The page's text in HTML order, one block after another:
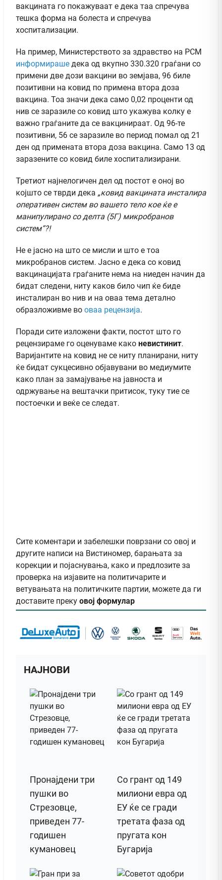
вакцината го покажуваат е дека таа спречува
тешка форма на болеста и спречува
хоспитализации.
На пример, Министерството за здравство на РСМ
информираше дека од вкупно 330.320 граѓани со
примени две дози вакцини во земјава, 96 биле
позитивни на ковид по примена втора доза
вакцина. Тоа значи дека само 0,02 проценти од
нив се заразиле со ковид што укажува колку е
важно граѓаните да се вакцинираат. Од 96-те
позитивни, 56 се заразиле во период помал од 21
ден од примената втора доза вакцина. Само 13 од
заразените со ковид биле хоспитализирани.
Третиот најнелогичен дел од постот е оној во
којшто се тврди дека „ковид вакцината инсталира
оперативен систем во вашето тело кое ќе е
манипулирано со делта (5Г) микробранов
систем“?!
Не е јасно на што се мисли и што е тоа
микробранов систем. Јасно е дека со ковид
вакцинацијата граѓаните нема на ниеден начин да
бидат следени, ниту каков било чип ќе биде
инсталиран во нив и на оваа тема детално
образложивме во оваа рецензија.
Поради сите изложени факти, постот што го
рецензираме го оценуваме како невистинит.
Варијантите на ковид не се ниту планирани, ниту
ќе бидат сукцесивно објавувани во медиумите
како план за замајување на јавноста и
одржување на вештачки притисок, туку тие се
постоечки и веќе се следат.
Сите коментари и забелешки поврзани со овој и
другите написи на Вистиномер, барањата за
корекции и појаснувања, како и предлозите за
проверка на изјавите на политичарите и
ветувањата на политичките партии, можете да ги
доставите преку овој формулар
НАЈНОВИ
Пронајдени три
пушки во
Стрезовце,
приведен 77-
годишен
кумановец
Со грант од 149
милиони евра од
ЕУ ќе се гради
третата фаза од
пругата кон
Бугарија